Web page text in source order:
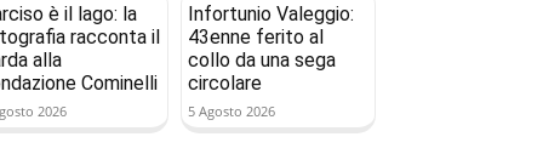
è il lago: la
racconta il
alla
Cominelli
2026
Infortunio Valeggio:
43enne ferito al
collo da una sega
circolare
5 Agosto 2026